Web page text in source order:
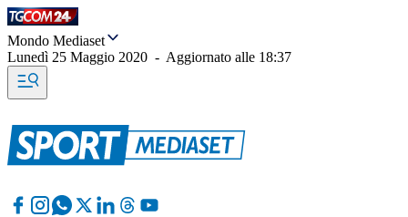
Mondo Mediaset
Lunedì 25 Maggio 2020 - Aggiornato alle 18:37